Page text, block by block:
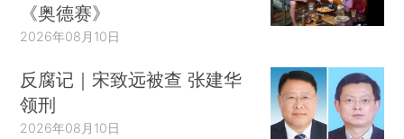
《奥德赛》
2026年08月10日
反腐记｜宋致远被查 张建华
领刑
2026年08月10日